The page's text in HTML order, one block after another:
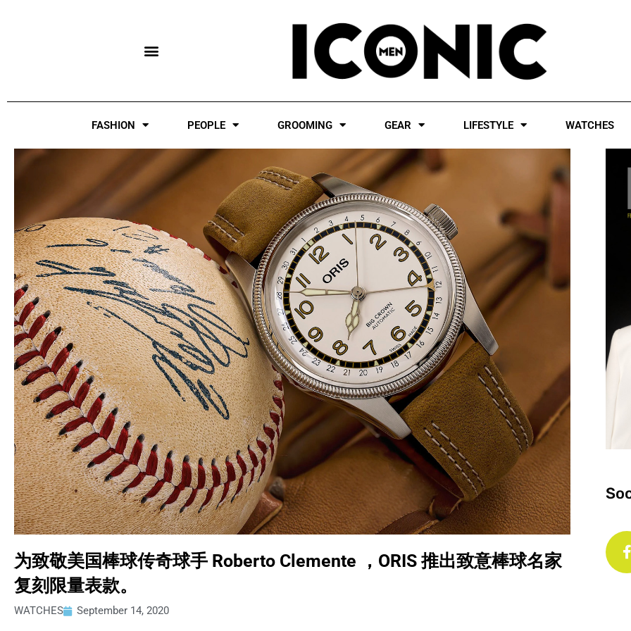
FASHION PEOPLE GROOMING GEAR LIFESTYLE WATCHES
为致敬美国棒球传奇球手 Roberto Clemente ，ORIS 推出致意棒球名家
复刻限量表款。
WATCHES September 14, 2020
c